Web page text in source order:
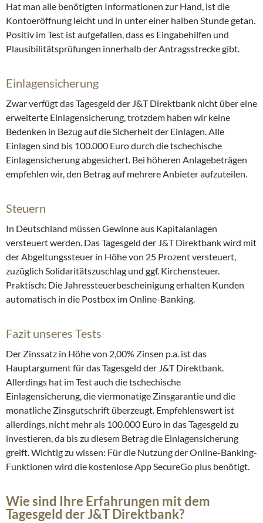
Hat man alle benötigten Informationen zur Hand, ist die
Kontoeröffnung leicht und in unter einer halben Stunde getan.
Positiv im Test ist aufgefallen, dass es Eingabehilfen und
Plausibilitätsprüfungen innerhalb der Antragsstrecke gibt.
Einlagensicherung
Zwar verfügt das Tagesgeld der J&T Direktbank nicht über eine
erweiterte Einlagensicherung, trotzdem haben wir keine
Bedenken in Bezug auf die Sicherheit der Einlagen. Alle
Einlagen sind bis 100.000 Euro durch die tschechische
Einlagensicherung abgesichert. Bei höheren Anlagebeträgen
empfehlen wir, den Betrag auf mehrere Anbieter aufzuteilen.
Steuern
In Deutschland müssen Gewinne aus Kapitalanlagen
versteuert werden. Das Tagesgeld der J&T Direktbank wird mit
der Abgeltungssteuer in Höhe von 25 Prozent versteuert,
zuzüglich Solidaritätszuschlag und ggf. Kirchensteuer.
Praktisch: Die Jahressteuerbescheinigung erhalten Kunden
automatisch in die Postbox im Online-Banking.
Fazit unseres Tests
Der Zinssatz in Höhe von 2,00% Zinsen p.a. ist das
Hauptargument für das Tagesgeld der J&T Direktbank.
Allerdings hat im Test auch die tschechische
Einlagensicherung, die viermonatige Zinsgarantie und die
monatliche Zinsgutschrift überzeugt. Empfehlenswert ist
allerdings, nicht mehr als 100.000 Euro in das Tagesgeld zu
investieren, da bis zu diesem Betrag die Einlagensicherung
greift. Wichtig zu wissen: Für die Nutzung der Online-Banking-
Funktionen wird die kostenlose App SecureGo plus benötigt.
Wie sind Ihre Erfahrungen mit dem
Tagesgeld der J&T Direktbank?